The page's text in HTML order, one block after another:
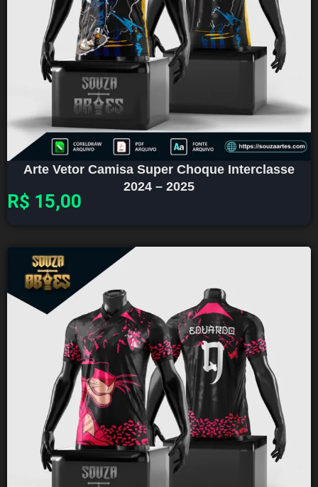
Arte Vetor Camisa Super Choque Interclasse
2024 – 2025
R$ 15,00